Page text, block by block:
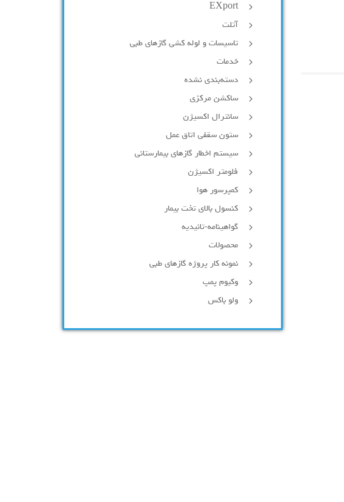
EXport
آتلت
تاسیسات و لوله کشی گازهای طبی
خدمات
دسته‌بندی نشده
ساکشن مرکزی
سانترال اکسیژن
ستون سقفی اتاق عمل
سیستم اخطار گازهای بیمارستانی
فلومتر اکسیژن
کمپرسور هوا
کنسول بالای تخت بیمار
گواهینامه-تائیدیه
محصولات
نمونه کار پروژه گازهای طبی
وکیوم پمپ
ولو باکس